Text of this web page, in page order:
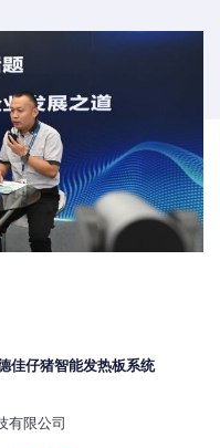
佳仔猪智能发热板系统
有限公司